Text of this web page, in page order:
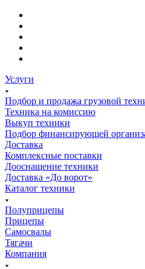
Услуги
Подбор и продажа грузовой
Техника на комиссию
Выкуп техники
Подбор финансирующей
Доставка
Комплексные поставки
Дооснащение техники
Доставка «До ворот»
Каталог техники
Полуприцепы
Прицепы
Самосвалы
Тягачи
Компания